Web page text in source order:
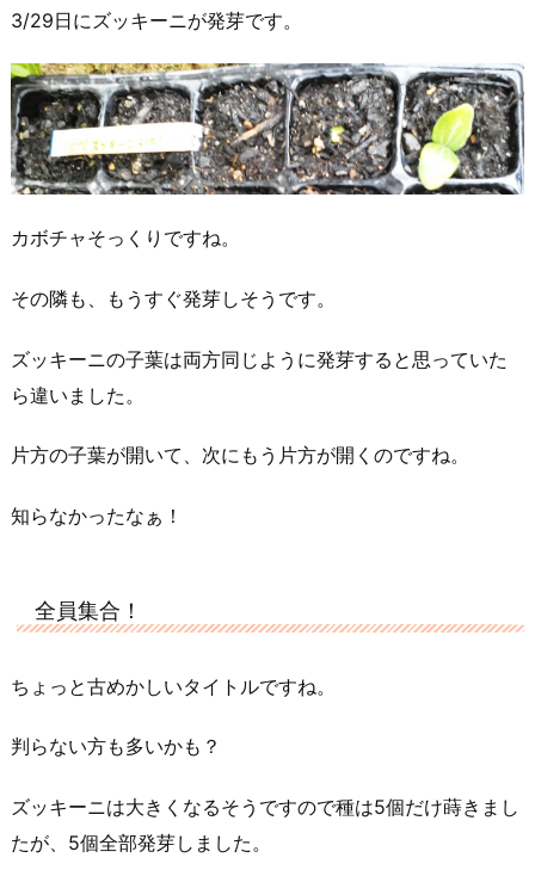
3/29日にズッキーニが発芽です。
カボチャそっくりですね。
その隣も、もうすぐ発芽しそうです。
ズッキーニの子葉は両方同じように発芽すると思っていた
ら違いました。
片方の子葉が開いて、次にもう片方が開くのですね。
知らなかったなぁ！
全員集合！
ちょっと古めかしいタイトルですね。
判らない方も多いかも？
ズッキーニは大きくなるそうですので種は5個だけ蒔きまし
たが、5個全部発芽しました。